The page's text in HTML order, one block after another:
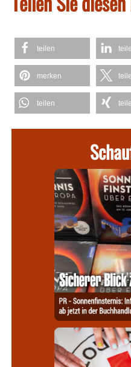
teilen
merken
teilen